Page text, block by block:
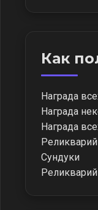
Как
Награда
Награда
Награда
Сундуки